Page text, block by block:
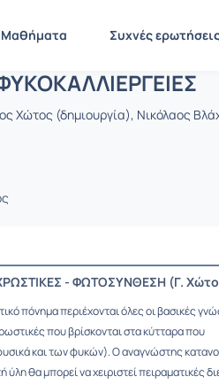
Μαθήματα Συχνές
AS_5001 ΦΥΚΟΚΑΛΛΙΕΡΓΕΙΕΣ
Χώτος (δημιουργία), Νικόλαος
- ΦΩΤΟΣΥΝΘΕΣΗ (Γ.
πόνημα περιέχονται όλες οι βασικές
που βρίσκονται στα κύτταρα που
και των φυκών). Ο αναγνώστης
θα μπορεί να χειριστεί πειραματικές